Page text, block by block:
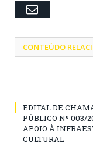
Email
CONTEÚDO
EDITAL DE
PÚBLICO Nº 003/
APOIO À
CULTURAL